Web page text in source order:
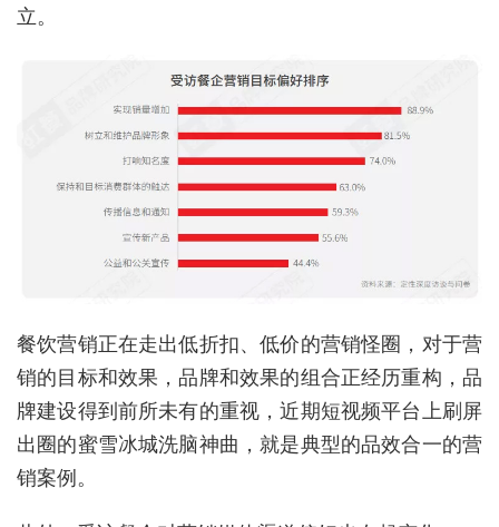
立。
餐饮营销正在走出低折扣、低价的营销怪圈，对于营
销的目标和效果，品牌和效果的组合正经历重构，品
牌建设得到前所未有的重视，近期短视频平台上刷屏
出圈的蜜雪冰城洗脑神曲，就是典型的品效合一的营
销案例。